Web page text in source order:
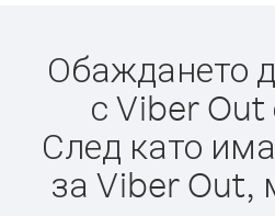
Обаждането
с Viber Out
След като
за Viber Out,